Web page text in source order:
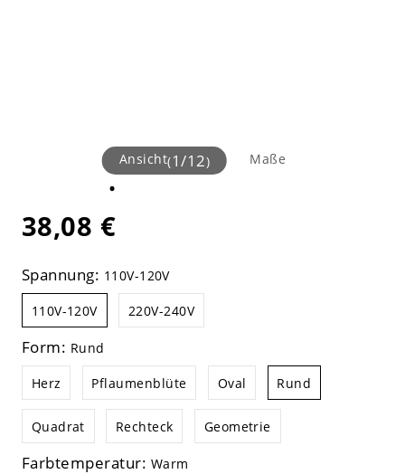
Ansicht(1/12) Maße
38,08 €
Spannung: 110V-120V
110V-120V 220V-240V
Form: Rund
Herz Pflaumenblüte Oval Rund
Quadrat Rechteck Geometrie
Farbtemperatur: Warm